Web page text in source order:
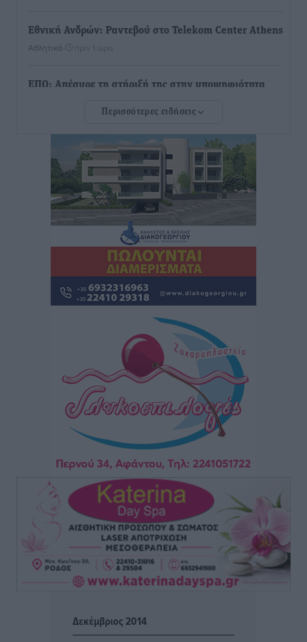
Εθνική Ανδρών: Ραντεβού στο Telekom Center Athens
Αθλητικά πριν 1 ώρα
ΕΠΟ: Απέσυρε τη στήριξή της στην υποψηφιότητα
πριν 1 ώρα
Φοίβος Κω: Το «ευχαριστώ» για το 9ο Kos 3X3
Basketball Festival
Αθλητικά πριν 1 ώρα
6ο Kalymnos 3X3: Ολοκληρώθηκε με μεγάλη επιτυχία,
πριν 1 ώρα
Νέα αεροσκάφη, drones, δασοκομάντος: Τι έχει
Άδωνις Γεωργιάδης στον RV: “Στο υπουργείο
εξετάζουμε την θεσμοθέτηση τρίτης κατηγορίας
κινήτρων, ειδικά για τα νοσοκομεία στα νησιά”
Τοπικές Ειδήσεις• πριν 2 ώρες
ιστορίας της Ρόδου στο Αεροδρόμιο «Διαγόρας»
Τοπικές Ειδήσεις• πριν 2 ώρες
Αντώνης Καμπουράκης: «Ένα σπουδαίο έργο
πολιτισμού για τη Ρόδο, που σχεδιάσαμε και
εξασφαλίσαμε τη χρηματοδότησή του, γίνεται
πραγματικότητα»
Τοπικές Ειδήσεις
Στο Α΄ Νεκροταφείο το μνημόσυνο για τον έναν χρόνο
Περισσότερες ειδήσεις
Δεκέμβριος 2014